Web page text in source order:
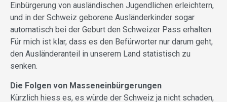
Einbürgerung von ausländischen Jugendlichen erleichtern,
und in der Schweiz geborene Ausländerkinder sogar
automatisch bei der Geburt den Schweizer Pass erhalten.
Für mich ist klar, dass es den Befürworter nur darum geht,
den Ausländeranteil in unserem Land statistisch zu
senken.
Die Folgen von Masseneinbürgerungen
Kürzlich hiess es, es würde der Schweiz ja nicht schaden,